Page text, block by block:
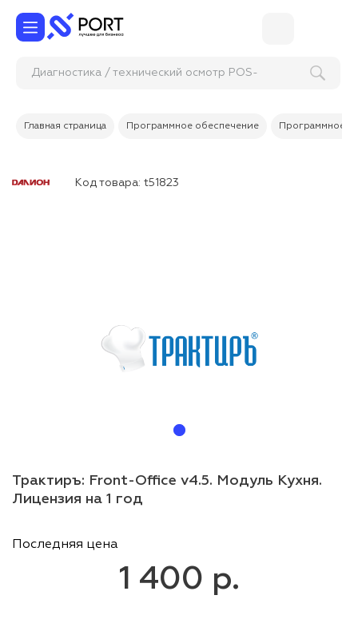
Диагностика / технический осмотр POS-терм
Главная страница Программное обеспечение Программное
Код товара: t51823
Трактиръ: Front-Office v4.5. Модуль Кухня.
Лицензия на 1 год
Последняя цена
1 400 р.